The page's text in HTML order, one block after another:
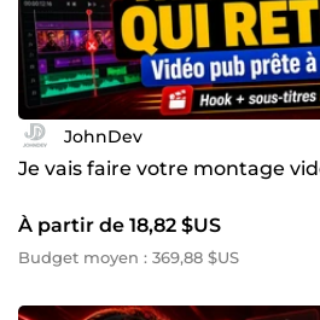
JohnDev
Je vais faire votre montage
À partir de 18,82 $US
Budget moyen : 369,88 $US